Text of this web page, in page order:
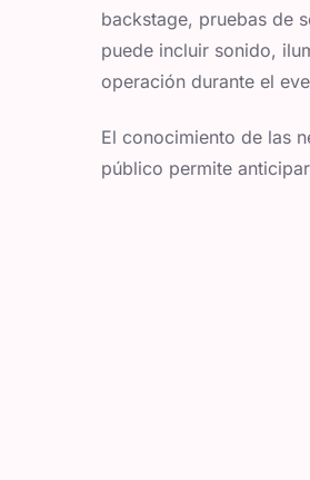
backstage, pruebas de
puede incluir sonido,
operación durante el
El conocimiento de las
público permite